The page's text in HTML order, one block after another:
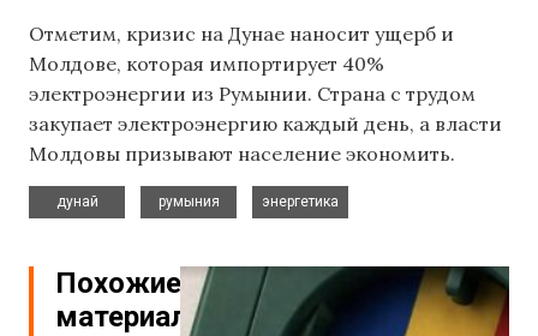
Отметим, кризис на Дунае наносит ущерб и
Молдове, которая импортирует 40%
электроэнергии из Румынии. Страна с трудом
закупает электроэнергию каждый день, а власти
Молдовы призывают население экономить.
дунай
румыния
энергетика
Похожие
материалы